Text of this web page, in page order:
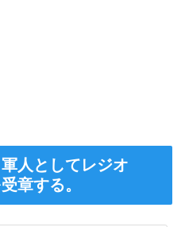
人としてレジオ
章する。